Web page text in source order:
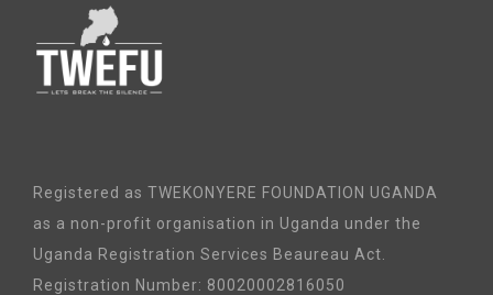
Registered as TWEKONYERE FOUNDATION UGANDA
as a non-profit organisation in Uganda under the
Uganda Registration Services Beaureau Act.
Registration Number: 80020002816050